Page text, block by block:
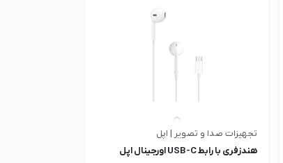
تجهیزات صدا و تصویر | اپل
هندزفری با رابط USB-C اورجینال اپل